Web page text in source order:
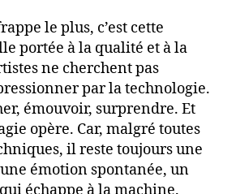
le plus, c’est cette
portée à la qualité et à la
ne cherchent pas
par la technologie.
émouvoir, surprendre. Et
opère. Car, malgré toutes
il reste toujours une
émotion spontanée, un